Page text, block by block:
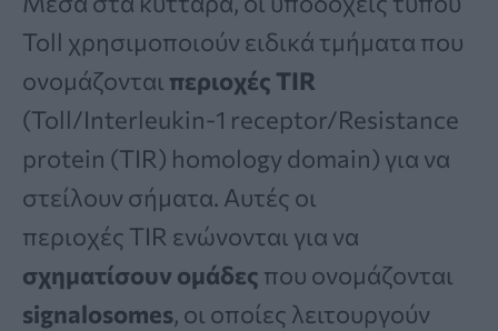
Toll χρησιμοποιούν ειδικά τμήματα που
ονομάζονται περιοχές TIR
(Toll/Interleukin-1 receptor/Resistance
protein (TIR) homology domain) για να
στείλουν σήματα. Αυτές οι
περιοχές TIR ενώνονται για να
σχηματίσουν ομάδες που ονομάζονται
signalosomes, οι οποίες λειτουργούν